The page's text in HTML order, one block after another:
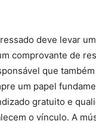
deve levar
comprovante de
que
um papel
gratuito e
o vínculo. A